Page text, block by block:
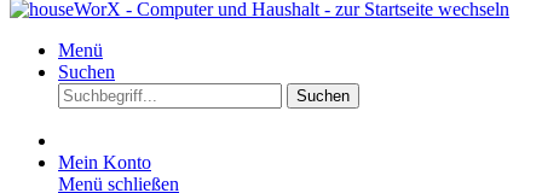
Menü
Suchen
Suchen
Mein Konto
Menü schließen